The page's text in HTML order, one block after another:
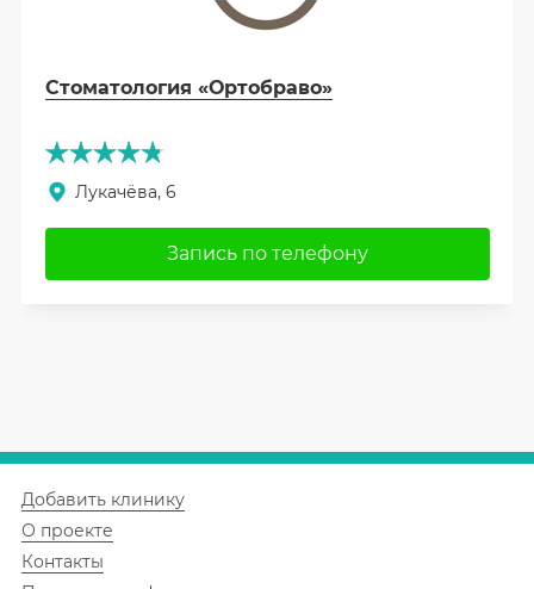
Стоматология «Ортобраво»
Лукачёва, 6
Запись по телефону
Добавить клинику
О проекте
Контакты